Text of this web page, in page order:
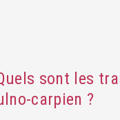
sont les
carpien ?